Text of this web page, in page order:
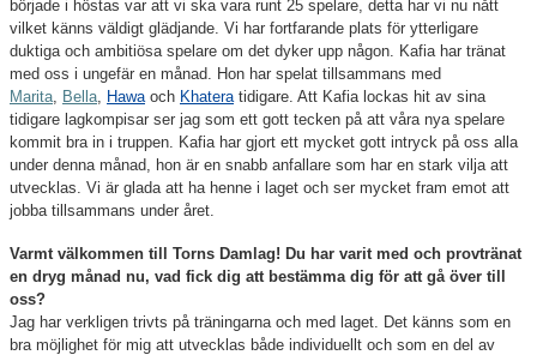
KALENDER
PRISER
BILDGALLERI
KONTAKT
började i höstas var att vi ska vara runt 25 spelare, detta har vi nu nått
vilket känns väldigt glädjande. Vi har fortfarande plats för ytterligare
duktiga och ambitiösa spelare om det dyker upp någon. Kafia har tränat
med oss i ungefär en månad. Hon har spelat tillsammans med
Marita, Bella, Hawaoch Khateratidigare. Att Kafia lockas hit av sina
tidigare lagkompisar ser jag som ett gott tecken på att våra nya spelare
kommit bra in i truppen. Kafia har gjort ett mycket gott intryck på oss alla
under denna månad, hon är en snabb anfallare som har en stark vilja att
utvecklas. Vi är glada att ha henne i laget och ser mycket fram emot att
jobba tillsammans under året.
Varmt välkommen till Torns Damlag! Du har varit med och provtränat
en dryg månad nu, vad fick dig att bestämma dig för att gå över till
oss?
Jag har verkligen trivts på träningarna och med laget. Det känns som en
bra möjlighet för mig att utvecklas både individuellt och som en del av